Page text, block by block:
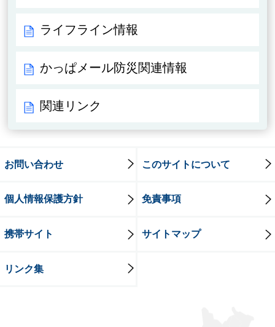
ライフライン情報
かっぱメール防災関連情報
関連リンク
お問い合わせ このサイトについて
個人情報保護方針 免責事項
携帯サイト サイトマップ
リンク集